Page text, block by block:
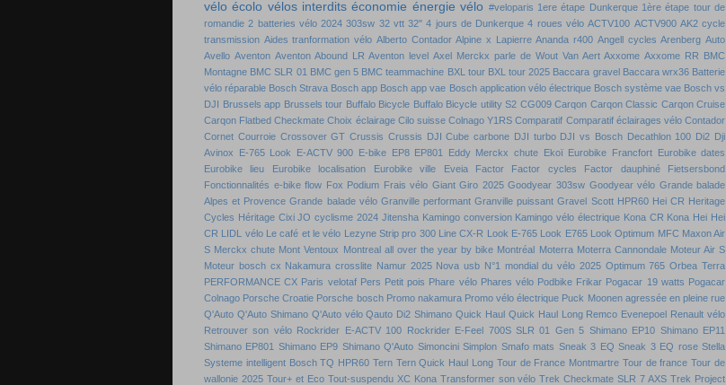
vélo écolo vélos interdits économie énergie vélo #veloparis 1ere étape Dunkerque 1ère étape tour de
romandie 2 batteries vélo 2024 303sw 32 vtt 32" 4 jours de Dunkerque 4 roues vélo ACTV100 ACTV900 AK2 cycle
transmission Aides tranformation vélo Alberto Contador Alpine x Lapierre Ananda r400 Angell cycles Arenberg Auto
Avello Aventon Aventon Abound LR Aventon level Axel Merckx parle de Wout Van Aert Axxome Axxome RR BMC
Montagne BMC SLR 01 BMC gen 5 BMC teammachine BXL tour BXL tour 2025 Baccara gravel Baccara wrx36 Batterie
vélo réparable Bosch Strava Bosch app Bosch app vae Bosch application vélo électrique Bosch système vae Bosch vs
DJI Brussels app Brussels tour Buffalo Bicycle Buffalo Bicycle utility S2 CG009 Carqon Carqon Classic Carqon Cruise
Carqon Flatbed Checkmate Choix éclairage Cilo suisse Colnago Y1RS Comparatif Comparatif éclairages vélo Contador
Cornet Courroie Crossover GT Crussis Crussis DJI Cube carbone DJI turbo DJI vs Bosch Decathlon 100 Di2 Dji
Avinox
E-765 Look E-ACTV 900 E-bike EP8 EP801 Eddy Merckx chute Ekoï Eurobike Francfort Eurobike dates
Eurobike lieu
Eurobike localisation Eurobike ville Eveia Factor Factor cycles Factor dauphiné
Fietsersbond
Fonctionnalités e-bike flow Fox Podium Frais vélo Giant Giro 2025 Goodyear 303sw Goodyear vélo Grande balade
Alpes et Provence Grande balade vélo Granville performant Granville puissant Gravel Scott HPR60 Hei CR Heritage
Cycles Héritage Cixi JO cyclisme 2024 Jitensha Kamingo conversion Kamingo vélo électrique Kona CR Kona Hei Hei
CR LIDL vélo Le café et le vélo Lezyne Strip pro 300 Line CX-R Look E-765 Look E765 Look Optimum MFC Maxon Air
S Merckx chute Mont Ventoux Montreal all over the year by bike Montréal Moterra Moterra Cannondale Moteur Air S
Moteur bosch cx Nakamura crosslite Namur 2025 Nova usb N°1 mondial du vélo 2025 Optimum 765 Orbea Terra
PERFORMANCE CX Paris velotaf Pers Petit pois Phare vélo Phares vélo Podbike Frikar Pogacar 19 watts Pogacar
Colnago Porsche Croatie Porsche bosch Promo nakamura Promo vélo électrique Puck Moonen agressée en pleine rue
Q'Auto Q'Auto Shimano Q'Auto vélo Qauto Di2 Shimano Quick Haul Quick Haul Long Remco Evenepoel Renault vélo
Retrouver son vélo Rockrider E-ACTV 100 Rockrider E-Feel 700S SLR 01 Gen 5 Shimano EP10 Shimano EP11
Shimano EP801 Shimano EP9 Shimano Q'Auto Simoncini Simplon Smafo mats Sneak 3 EQ Sneak 3 EQ rose Stella
Systeme intelligent Bosch TQ HPR60 Tern Tern Quick Haul Long Tour de France Montmartre Tour de france Tour de
wallonie 2025 Tour+ et Eco Tout-suspendu XC Kona Transformer son vélo Trek Checkmate SLR 7 AXS Trek Project